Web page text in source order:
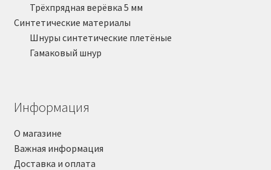
Трёхпрядная верёвка 5 мм
Синтетические материалы
Шнуры синтетические плетёные
Гамаковый шнур
Информация
О магазине
Важная информация
Доставка и оплата